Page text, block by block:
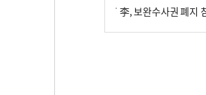
李, 보완수사권 폐지